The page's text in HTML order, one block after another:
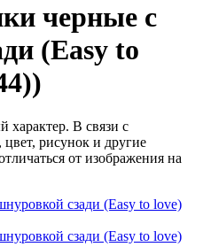
черные с
(Easy to
В связи с
цвет, рисунок и другие
от изображения на